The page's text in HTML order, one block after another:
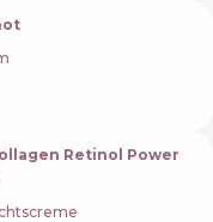
Retinol Power